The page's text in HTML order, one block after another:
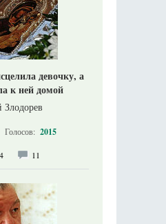
девочку, а
к ней домой
Голосов: 2015
11